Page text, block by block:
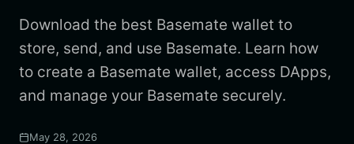
Download the best Basemate wallet to
store, send, and use Basemate. Learn how
to create a Basemate wallet, access DApps,
and manage your Basemate securely.
May 28, 2026